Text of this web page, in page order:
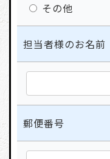
その他
担当者様のお名前
郵便番号